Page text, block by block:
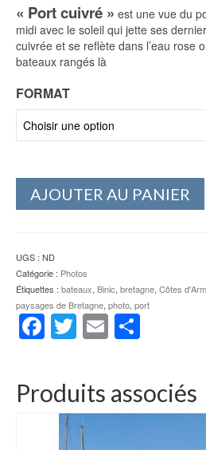
prix :
30.00€
à
« Port cuivré » est une vue du
midi avec le soleil qui jette ses
cuivrée et se reflète dans l’eau rose
bateaux rangés là
FORMAT
AJOUTER AU PANIER
UGS : ND
Catégorie : Photos
Étiquettes : bateaux, Binic, bretagne, Côtes
paysages de Bretagne, photo, port
Facebook
Twitter
Email
Produits associés